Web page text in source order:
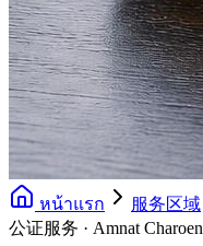
หน้าแรก 服务区域
公证服务 · Amnat Charoen